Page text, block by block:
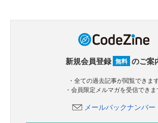
新規会員登録 無料 のご案
・全ての過去記事が閲覧できま
・会員限定メルマガを受信でき
メールバックナンバー